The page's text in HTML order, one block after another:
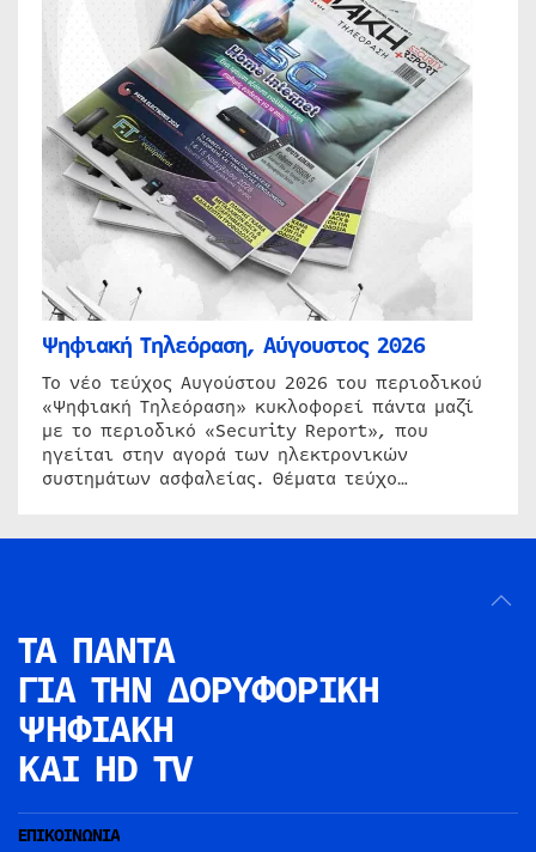
Ψηφιακή Τηλεόραση, Αύγουστος 2026
Το νέο τεύχος Αυγούστου 2026 του περιοδικού
«Ψηφιακή Τηλεόραση» κυκλοφορεί πάντα μαζί
με το περιοδικό «Security Report», που
ηγείται στην αγορά των ηλεκτρονικών
συστημάτων ασφαλείας. Θέματα τεύχο…
ΤΑ ΠΑΝΤΑ
ΓΙΑ ΤΗΝ ΔΟΡΥΦΟΡΙΚΗ
ΨΗΦΙΑΚΗ
ΚΑΙ HD TV
ΕΠΙΚΟΙΝΩΝΙΑ